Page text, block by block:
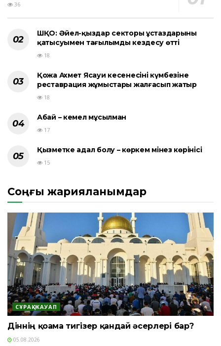
36
ШҚО: Әйел-қыздар секторы ұстаздарының
қатысуымен тағылымды кездесу өтті
18
Қожа Ахмет Ясауи кесенесінің күмбезіне
реставрация жұмыстары жалғасып жатыр
18
Абай – кемел мұсылман
17
Қызметке адал болу – көркем мінез көрінісі
15
Соңғы жарияланымдар
СҰРАҚ-ЖАУАП
Діннің қоғамға тигізер қандай әсерлері бар?
05.08.2026